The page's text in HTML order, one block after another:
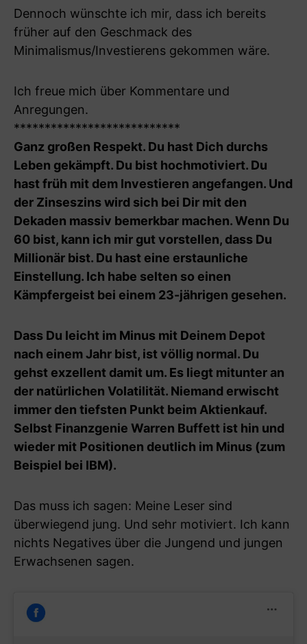
Dennoch wünschte ich mir, dass ich bereits
früher auf den Geschmack des
Minimalismus/Investierens gekommen wäre.
Ich freue mich über Kommentare und
Anregungen.
***************************
Ganz großen Respekt. Du hast Dich durchs
Leben gekämpft. Du bist hochmotiviert. Du
hast früh mit dem Investieren angefangen. Und
der Zinseszins wird sich bei Dir mit den
Dekaden massiv bemerkbar machen. Wenn Du
60 bist, kann ich mir gut vorstellen, dass Du
Millionär bist. Du hast eine erstaunliche
Einstellung. Ich habe selten so einen
Kämpfergeist bei einem 23-jährigen gesehen.
Dass Du leicht im Minus mit Deinem Depot
nach einem Jahr bist, ist völlig normal. Du
gehst exzellent damit um. Es liegt mitunter an
der natürlichen Volatilität. Niemand erwischt
immer den tiefsten Punkt beim Aktienkauf.
Selbst Finanzgenie Warren Buffett ist hin und
wieder mit Positionen deutlich im Minus (zum
Beispiel bei IBM).
Das muss ich sagen: Meine Leser sind
überwiegend jung. Und sehr motiviert. Ich kann
nichts Negatives über die Jungend und jungen
Erwachsenen sagen.